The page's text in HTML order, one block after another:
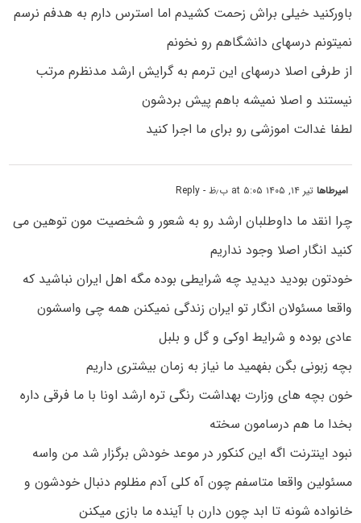
باورکنید خیلی براش زحمت کشیدم اما استرس دارم به هدفم نرسم
نمیتونم درسهای دانشگاهم رو نخونم
از طرفی اصلا درسهای این ترمم به گرایش ارشد مدنظرم مرتب
نیستند و اصلا نمیشه باهم پیش بردشون
لطفا غدالت اموزشی رو برای ما اجرا کنید
امیرطاهاتیر ۱۴, ۱۴۰۵ at ۵:۰۵ ب٫ظ - Reply
چرا انقد ما داوطلبان ارشد رو به شعور و شخصیت مون توهین می
کنید انگار اصلا وجود نداریم
خودتون بودید دیدید چه شرایطی بوده مگه اهل ایران نباشید که
واقعا مسئولان انگار تو ایران زندگی نمیکنن همه چی واسشون
عادی بوده و شرایط اوکی و گل و بلبل
بچه زبونی بگن بفهمید ما نیاز به زمان بیشتری داریم
خون بچه های وزارت بهداشت رنگی تره ارشد اونا با ما فرقی داره
بخدا ما هم درسامون سخته
نبود اینترنت اگه این کنکور در موعد خودش برگزار شد من واسه
مسئولین واقعا متاسفم چون آه کلی آدم مظلوم دنبال خودشون و
خانواده شونه تا ابد چون دارن با آینده ما بازی میکنن